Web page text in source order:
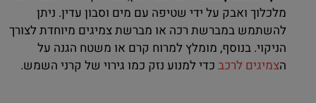
מלכלוך ואבק על ידי שטיפה עם מים וסבון עדין. ניתן
להשתמש במברשת רכה או מברשת צמיגים מיוחדת לצורך
הניקוי. בנוסף, מומלץ למרוח קרם או משטח הגנה על
הצמיגים לרכב כדי למנוע נזק כמו גירוי של קרני השמש.